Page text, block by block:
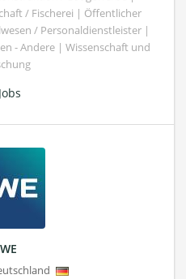
/ Fischerei | Öffentlicher
/ Personaldienstleister |
- Andere | Wissenschaft und